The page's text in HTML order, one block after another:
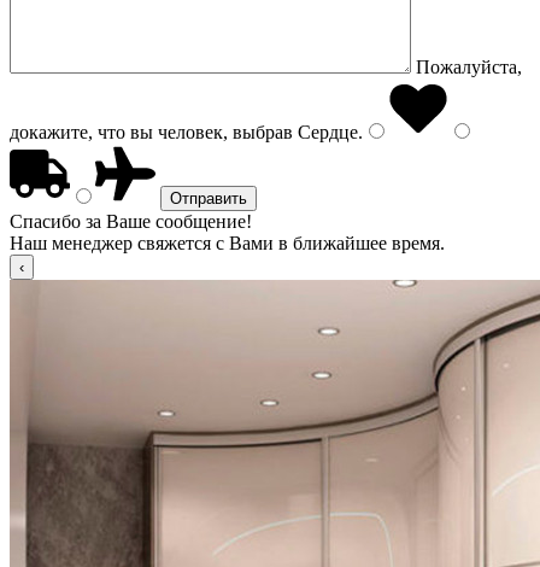
Пожалуйста,
докажите, что вы человек, выбрав Сердце.
Спасибо за Ваше сообщение!
Наш менеджер свяжется с Вами в ближайшее время.